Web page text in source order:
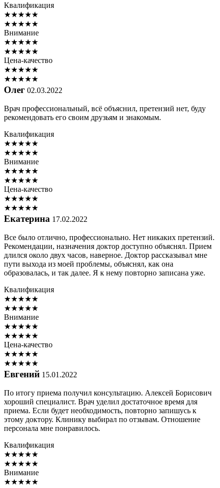
Квалификация
★★★★★
★★★★★
Внимание
★★★★★
★★★★★
Цена-качество
★★★★★
★★★★★
Олег 02.03.2022
Врач профессиональный, всё объяснил, претензий нет, буду
рекомендовать его своим друзьям и знакомым.
Квалификация
★★★★★
★★★★★
Внимание
★★★★★
★★★★★
Цена-качество
★★★★★
★★★★★
Екатерина 17.02.2022
Все было отлично, профессионально. Нет никаких претензий.
Рекомендации, назначения доктор доступно объяснял. Прием
длился около двух часов, наверное. Доктор рассказывал мне
пути выхода из моей проблемы, объяснял, как она
образовалась, и так далее. Я к нему повторно записана уже.
Квалификация
★★★★★
★★★★★
Внимание
★★★★★
★★★★★
Цена-качество
★★★★★
★★★★★
Евгений 15.01.2022
По итогу приема получил консультацию. Алексей Борисович
хороший специалист. Врач уделил достаточное время для
приема. Если будет необходимость, повторно запишусь к
этому доктору. Клинику выбирал по отзывам. Отношение
персонала мне понравилось.
Квалификация
★★★★★
★★★★★
Внимание
★★★★★